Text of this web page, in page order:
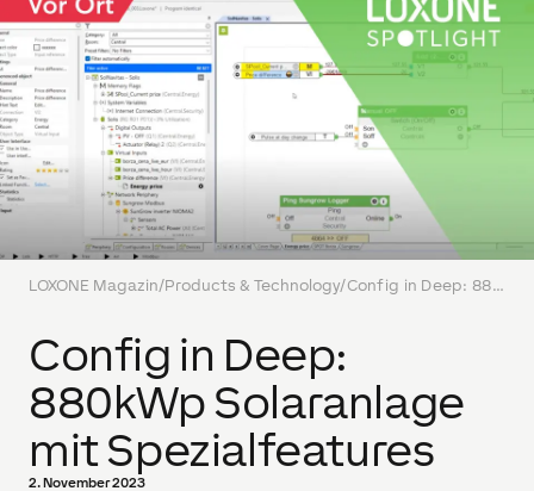
LOXONE Magazin/Products & Technology/ Config in Deep: 880kWp Solaranlage mit Spezialfeatures
Config in Deep:
880kWp Solaranlage
mit Spezialfeatures
2. November 2023